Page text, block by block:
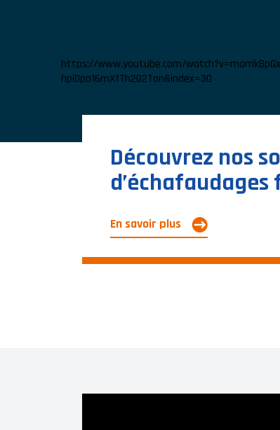
https://www.youtube.com/
hpiDpo16mXfTh2G2Ton&index=30
Découvrez nos
d’échafaudages
En savoir plus